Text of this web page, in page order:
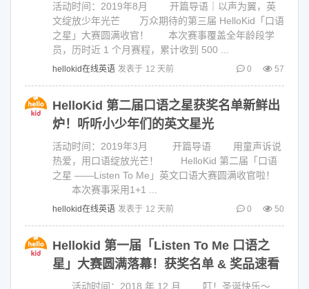
活动时间：2019年8月 开篇导语｜以声为翼，英
文绽放少年光芒 万众期待的第三届 HelloKid「口语
之星」大赛圆满收官！ 本次赛事覆盖全年龄段学
员，历时近 1 个月赛程，累计收到 500 ...
hellokid在线英语 发表于 12 天前 0 57
HelloKid 第二届口语之星获奖名单新鲜出
炉！听听小少年们的英文星光
活动时间：2019年3月 开篇导语 用童声诉说
热爱，用口语绽放光芒！ HelloKid 第二届「口语
之星 ——Listen To Me」英文口语大赛圆满收官啦！
本次赛事采用1+1 ...
hellokid在线英语 发表于 12 天前 0 50
Hellokid 第一届「Listen To Me 口语之
星」大赛圆满落幕！获奖名单 & 奖品速看
活动时间：2018 年 12 月 叮！圣诞快乐～